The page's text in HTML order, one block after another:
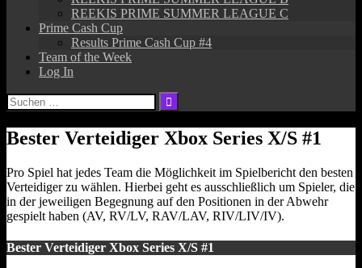
REEKIS PRIME SUMMER LEAGUE C
Prime Cash Cup
Results Prime Cash Cup #4
Team of the Week
Log In
Suchen
nach:
Bester Verteidiger Xbox Series X/S #1
Pro Spiel hat jedes Team die Möglichkeit im Spielbericht den besten
Verteidiger zu wählen. Hierbei geht es ausschließlich um Spieler, die
in der jeweiligen Begegnung auf den Positionen in der Abwehr
gespielt haben (AV, RV/LV, RAV/LAV, RIV/LIV/IV).
Bester Verteidiger Xbox Series X/S #1